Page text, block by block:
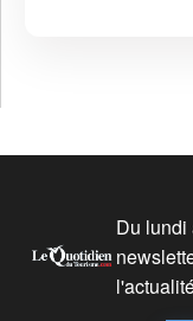
Du lundi